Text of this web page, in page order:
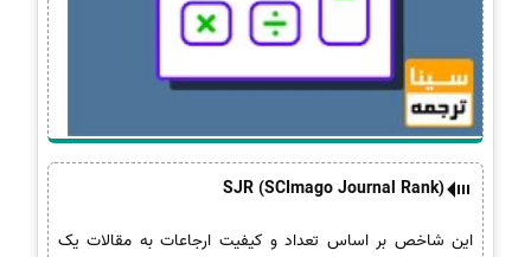
SJR (SCImago Journal Rank)
این شاخص بر اساس تعداد و کیفیت ارجاعات به مقالات یک